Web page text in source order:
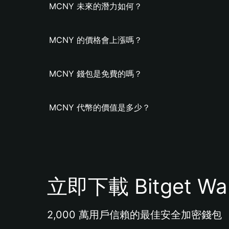
MCNY 未來的潛力如何？
MCNY 的價格會上漲嗎？
MCNY 錢包是免費的嗎？
MCNY 代幣的價值是多少？
立即下載 Bitget
2,000 萬用戶信賴的最佳安全加密錢包